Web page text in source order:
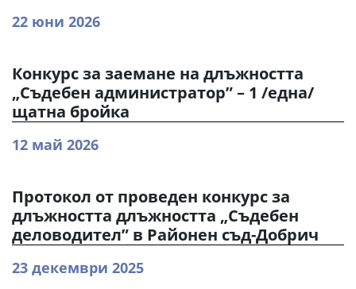
22 юни 2026
Конкурс за заемане на длъжността
„Съдебен администратор” – 1 /една/
щатна бройка
12 май 2026
Протокол от проведен конкурс за
длъжността длъжността „Съдебен
деловодител” в Районен съд-Добрич
23 декември 2025